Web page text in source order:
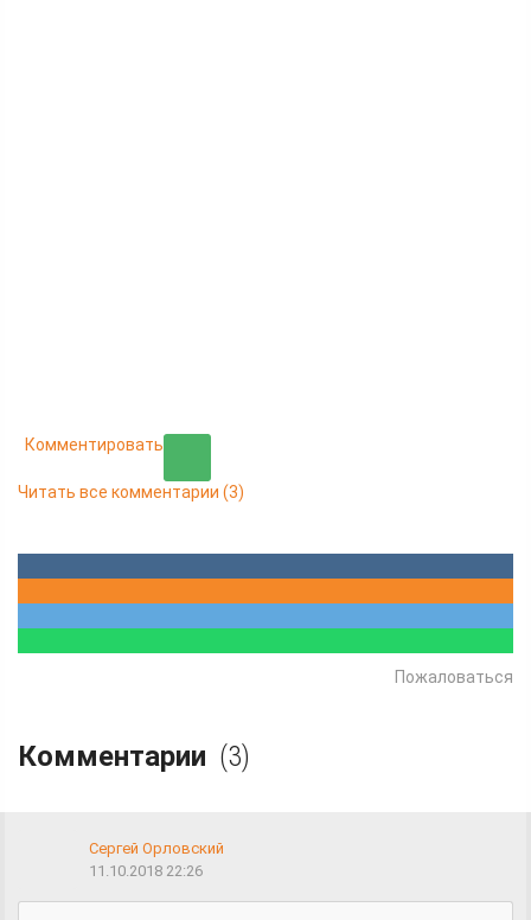
Комментировать
Читать все комментарии (3)
Пожаловаться
Комментарии (3)
Сергей Орловский
11.10.2018 22:26